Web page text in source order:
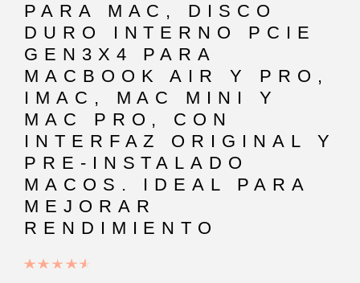
PARA MAC, DISCO
DURO INTERNO PCIE
GEN3X4 PARA
MACBOOK AIR Y PRO,
IMAC, MAC MINI Y
MAC PRO, CON
INTERFAZ ORIGINAL Y
PRE-INSTALADO
MACOS. IDEAL PARA
MEJORAR
RENDIMIENTO